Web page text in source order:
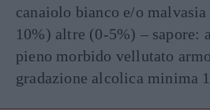
canaiolo bianco e/o
10%) altre (0-5%) – sapore:
pieno morbido vellutato
gradazione alcolica minima